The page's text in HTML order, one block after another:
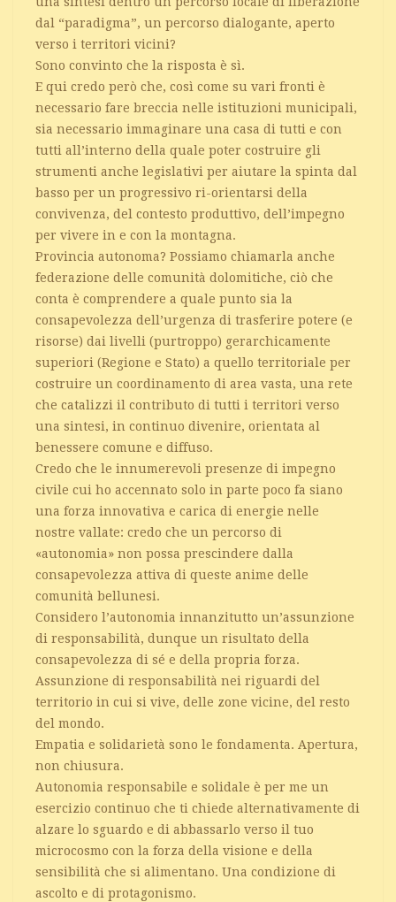
dal “paradigma”, un percorso dialogante, aperto
verso i territori vicini?
Sono convinto che la risposta è sì.
E qui credo però che, così come su vari fronti è
necessario fare breccia nelle istituzioni municipali,
sia necessario immaginare una casa di tutti e con
tutti all’interno della quale poter costruire gli
strumenti anche legislativi per aiutare la spinta dal
basso per un progressivo ri-orientarsi della
convivenza, del contesto produttivo, dell’impegno
per vivere in e con la montagna.
Provincia autonoma? Possiamo chiamarla anche
federazione delle comunità dolomitiche, ciò che
conta è comprendere a quale punto sia la
consapevolezza dell’urgenza di trasferire potere (e
risorse) dai livelli (purtroppo) gerarchicamente
superiori (Regione e Stato) a quello territoriale per
costruire un coordinamento di area vasta, una rete
che catalizzi il contributo di tutti i territori verso
una sintesi, in continuo divenire, orientata al
benessere comune e diffuso.
Credo che le innumerevoli presenze di impegno
civile cui ho accennato solo in parte poco fa siano
una forza innovativa e carica di energie nelle
nostre vallate: credo che un percorso di
«autonomia» non possa prescindere dalla
consapevolezza attiva di queste anime delle
comunità bellunesi.
Considero l’autonomia innanzitutto un’assunzione
di responsabilità, dunque un risultato della
consapevolezza di sé e della propria forza.
Assunzione di responsabilità nei riguardi del
territorio in cui si vive, delle zone vicine, del resto
del mondo.
Empatia e solidarietà sono le fondamenta. Apertura,
non chiusura.
Autonomia responsabile e solidale è per me un
esercizio continuo che ti chiede alternativamente di
alzare lo sguardo e di abbassarlo verso il tuo
microcosmo con la forza della visione e della
sensibilità che si alimentano. Una condizione di
ascolto e di protagonismo.